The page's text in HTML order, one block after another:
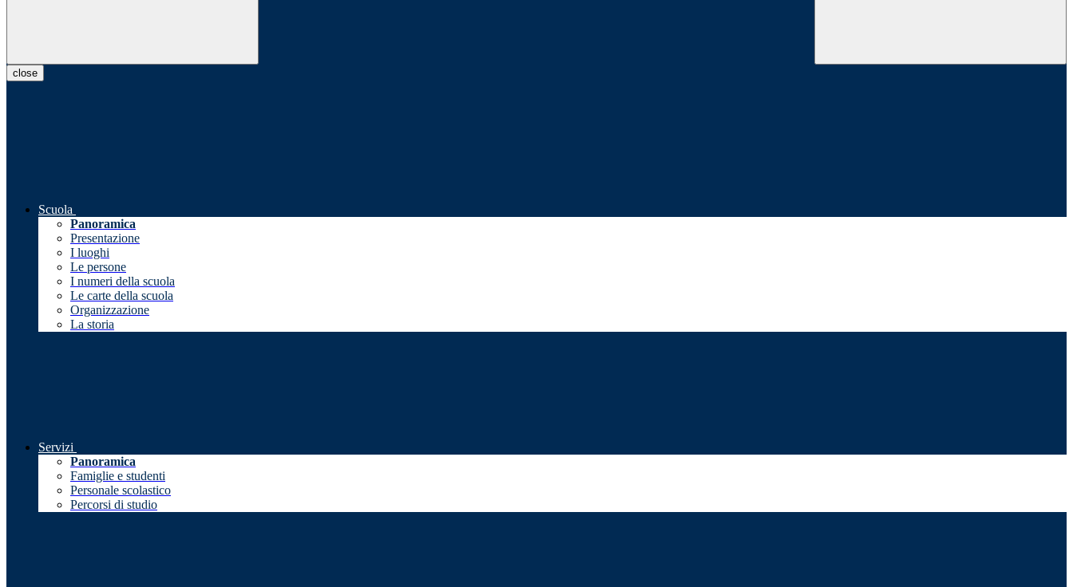
close
Scuola
Panoramica
Presentazione
I luoghi
Le persone
I numeri della scuola
Le carte della scuola
Organizzazione
La storia
Servizi
Panoramica
Famiglie e studenti
Personale scolastico
Percorsi di studio